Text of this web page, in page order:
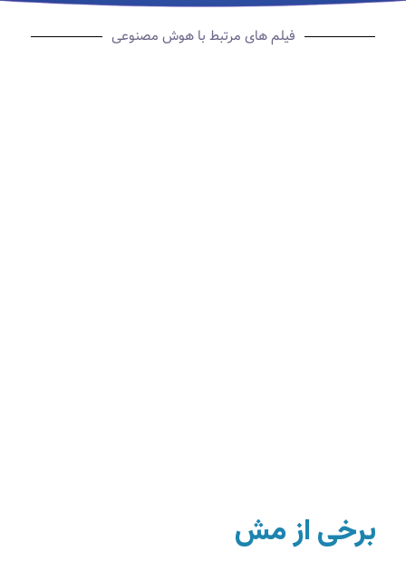
فیلم های مرتبط با هوش مصنوعی
برخی ا